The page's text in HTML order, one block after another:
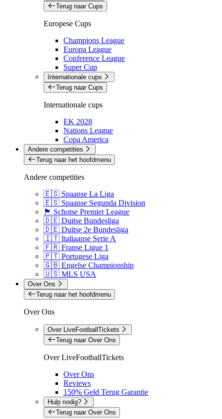
Terug naar Cups
Europese Cups
Champions League
Europa League
Conference League
Super Cup
Internationale cups
Terug naar Cups
Internationale cups
EK 2028
Nations League
Copa America
Andere competities
Terug naar het hoofdmenu
Andere competities
🇪🇸 Spaanse La Liga
🇪🇸 Spaanse Segunda Division
🏴󠁧󠁢󠁳󠁣󠁴󠁿 Schotse Premier League
🇩🇪 Duitse Bundesliga
🇩🇪 Duitse 2e Bundesliga
🇮🇹 Italiaanse Serie A
🇫🇷 Franse Ligue 1
🇵🇹 Portugese Liga
🇬🇧 Engelse Championship
🇺🇸 MLS USA
Over Ons
Terug naar het hoofdmenu
Over Ons
Over LiveFootballTickets
Terug naar Over Ons
Over LiveFootballTickets
Over Ons
Reviews
150% Geld Terug Garantie
Hulp nodig?
Terug naar Over Ons